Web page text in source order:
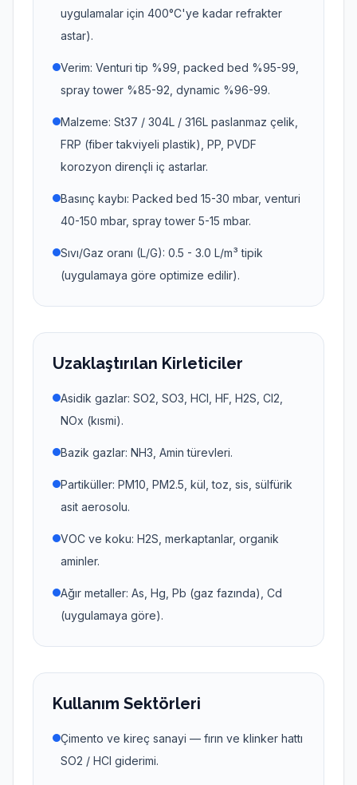
uygulamalar için 400°C'ye kadar refrakter
astar).
Verim: Venturi tip %99, packed bed %95-99,
spray tower %85-92, dynamic %96-99.
Malzeme: St37 / 304L / 316L paslanmaz çelik,
FRP (fiber takviyeli plastik), PP, PVDF
korozyon dirençli iç astarlar.
Basınç kaybı: Packed bed 15-30 mbar, venturi
40-150 mbar, spray tower 5-15 mbar.
Sıvı/Gaz oranı (L/G): 0.5 - 3.0 L/m³ tipik
(uygulamaya göre optimize edilir).
Uzaklaştırılan Kirleticiler
Asidik gazlar: SO2, SO3, HCl, HF, H2S, Cl2,
NOx (kısmi).
Bazik gazlar: NH3, Amin türevleri.
Partiküller: PM10, PM2.5, kül, toz, sis, sülfürik
asit aerosolu.
VOC ve koku: H2S, merkaptanlar, organik
aminler.
Ağır metaller: As, Hg, Pb (gaz fazında), Cd
(uygulamaya göre).
Kullanım Sektörleri
Çimento ve kireç sanayi — fırın ve klinker hattı
SO2 / HCl giderimi.